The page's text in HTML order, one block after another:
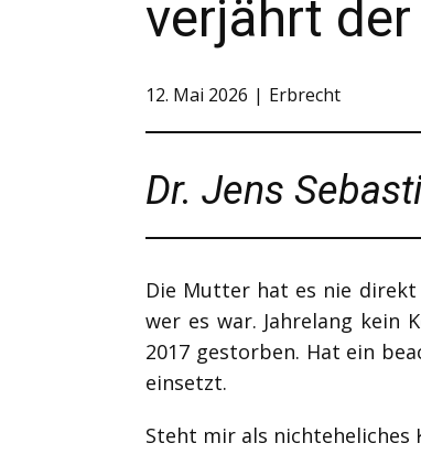
verjährt
12. Mai 2026 Erbrecht
Dr. Jens
Die Mutter hat es nie
wer es war. Jahrelang kein
2017 gestorben. Hat ein
einsetzt.
Steht mir als nichteheliches